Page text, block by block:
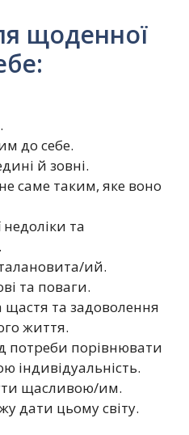
щоденної
до себе.
й зовні.
саме таким, яке воно
та
ий.
та поваги.
щастя та задоволення
життя.
потреби порівнювати
індивідуальність.
щасливою/им.
дати цьому світу.